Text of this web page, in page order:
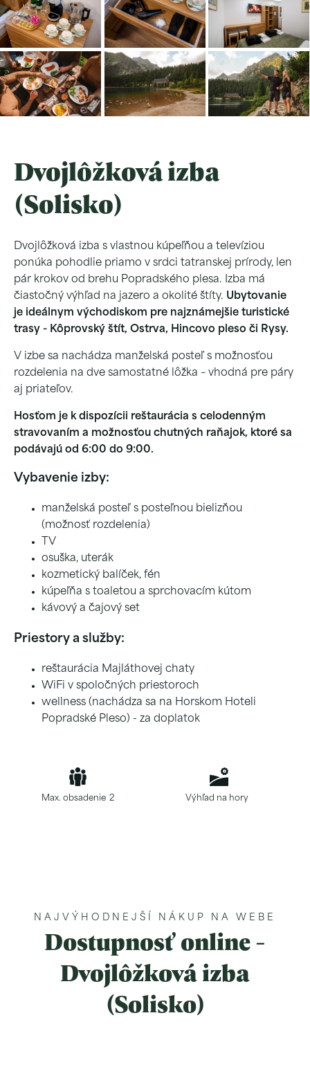
Dvojlôžková izba
(Solisko)
Dvojlôžková izba s vlastnou kúpeľňou a televíziou
ponúka pohodlie priamo v srdci tatranskej prírody, len
pár krokov od brehu Popradského plesa. Izba má
čiastočný výhľad na jazero a okolité štíty. Ubytovanie
je ideálnym východiskom pre najznámejšie turistické
trasy - Kôprovský štít, Ostrva, Hincovo pleso či Rysy.
V izbe sa nachádza manželská posteľ s možnosťou
rozdelenia na dve samostatné lôžka – vhodná pre páry
aj priateľov.
Hosťom je k dispozícii reštaurácia s celodenným
stravovaním a možnosťou chutných raňajok, ktoré sa
podávajú od 6:00 do 9:00.
Vybavenie izby:
manželská posteľ s posteľnou bielizňou
(možnosť rozdelenia)
TV
osuška, uterák
kozmetický balíček, fén
kúpeľňa s toaletou a sprchovacím kútom
kávový a čajový set
Priestory a služby:
reštaurácia Majláthovej chaty
WiFi v spoločných priestoroch
wellness (nachádza sa na Horskom Hoteli
Popradské Pleso) - za doplatok
Max. obsadenie 2 Výhľad na hory
NAJVÝHODNEJŠÍ NÁKUP NA WEBE
Dostupnosť online -
Dvojlôžková izba
(Solisko)